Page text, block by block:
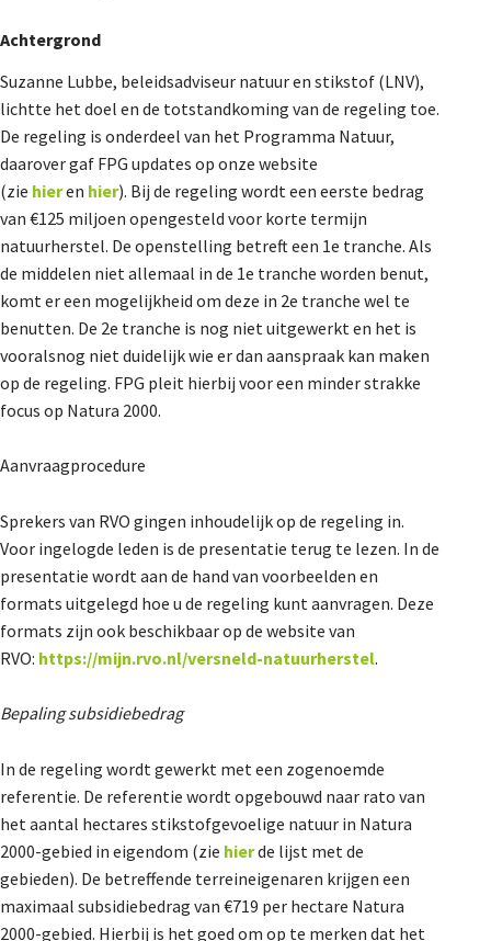
Achtergrond
Suzanne Lubbe, beleidsadviseur natuur en stikstof (LNV),
lichtte het doel en de totstandkoming van de regeling toe.
De regeling is onderdeel van het Programma Natuur,
daarover gaf FPG updates op onze website
(zie hieren hier). Bij de regeling wordt een eerste bedrag
van €125 miljoen opengesteld voor korte termijn
natuurherstel. De openstelling betreft een 1e tranche. Als
de middelen niet allemaal in de 1e tranche worden benut,
komt er een mogelijkheid om deze in 2e tranche wel te
benutten. De 2e tranche is nog niet uitgewerkt en het is
vooralsnog niet duidelijk wie er dan aanspraak kan maken
op de regeling. FPG pleit hierbij voor een minder strakke
focus op Natura 2000.
Aanvraagprocedure
Sprekers van RVO gingen inhoudelijk op de regeling in.
Voor ingelogde leden is de presentatie terug te lezen. In de
presentatie wordt aan de hand van voorbeelden en
formats uitgelegd hoe u de regeling kunt aanvragen. Deze
formats zijn ook beschikbaar op de website van
RVO: https://mijn.rvo.nl/versneld-natuurherstel.
Bepaling subsidiebedrag
In de regeling wordt gewerkt met een zogenoemde
referentie. De referentie wordt opgebouwd naar rato van
het aantal hectares stikstofgevoelige natuur in Natura
2000-gebied in eigendom (zie hierde lijst met de
gebieden). De betreffende terreineigenaren krijgen een
maximaal subsidiebedrag van €719 per hectare Natura
2000-gebied. Hierbij is het goed om op te merken dat het